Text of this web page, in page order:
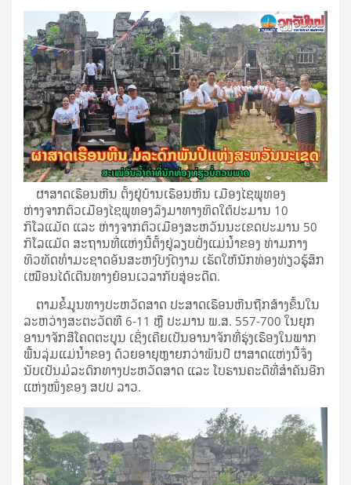
ຜາສາດເຮືອນຫີນ ຕັ້ງຢູ່ບ້ານເຮືອນຫີນ ເມືອງໄຊພູທອງ
ຫ່າງຈາກຕົວເມືອງໄຊພູທອງລົງມາທາງທິດໃຕ້ປະມານ 10
ກິໂລແມັດ ແລະ ຫ່າງຈາກຕົວເມືອງສະຫວັນນະເຂດປະມານ 50
ກິໂລແມັດ ສະຖານທີ່ແຫ່ງນີ້ຕັ້ງຢູ່ລຽບຝັ່ງແມ່ນ້ຳຂອງ ທ່າມກາງ
ທິວທັດທຳມະຊາດອັນສະຫງົບງົດງາມ ເຮັດໃຫ້ນັກທ່ອງທ່ຽວຮູ້ສຶກ
ເໝືອນໄດ້ເດີນທາງຍ້ອນເວລາກັບສູ່ອະດີດ.
ຕາມຂໍ້ມູນທາງປະຫວັດສາດ ປະສາດເຮືອນຫີນຖືກສ້າງຂຶ້ນໃນ
ລະຫວ່າງສະຕະວັດທີ 6-11 ຫຼື ປະມານ ພ.ສ. 557-700 ໃນຍຸກ
ອານາຈັກສີໂຄດຕະບູນ ເຊິ່ງເຄີຍເປັນອານາຈັກທີ່ຮຸ່ງເຮືອງໃນພາກ
ພື້ນລຸ່ມແມ່ນ້ຳຂອງ ດ້ວຍອາຍຸຫຼາຍກວ່າພັນປີ ຜາສາດແຫ່ງນີ້ຈຶ່ງ
ນັບເປັນມໍລະດົກທາງປະຫວັດສາດ ແລະ ໂບຮານຄະດີທີ່ສຳຄັນອີກ
ແຫ່ງໜຶ່ງຂອງ ສປປ ລາວ.